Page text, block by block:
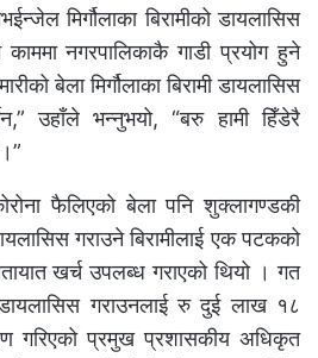
मिर्गौलाका बिरामीको डायलासिस
नगरपालिकाकै गाडी प्रयोग हुने
बेला मिर्गौलाका बिरामी डायलासिस
उहाँले भन्नुभयो, “बरु हामी हिँडेरै
फैलिएको बेला पनि शुक्लागण्डकी
गराउने बिरामीलाई एक पटकको
खर्च उपलब्ध गराएको थियो । गत
डायलासिस गराउनलाई रु दुई लाख १८
गरिएको प्रमुख प्रशासकीय अधिकृत